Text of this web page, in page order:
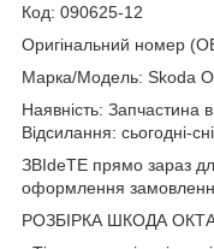
Код: 090625-12
Оригінальний номер
Марка/Модель: Skoda
Наявність: Запчастина в
Відсилання: сьогодні-
ЗВІdeТЕ прямо зараз
оформлення
РОЗБІРКА ШКОДА